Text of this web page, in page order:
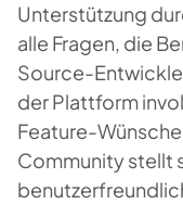
Unterstützung
alle Fragen, die
Source-
der Plattform
Feature-
Community stellt